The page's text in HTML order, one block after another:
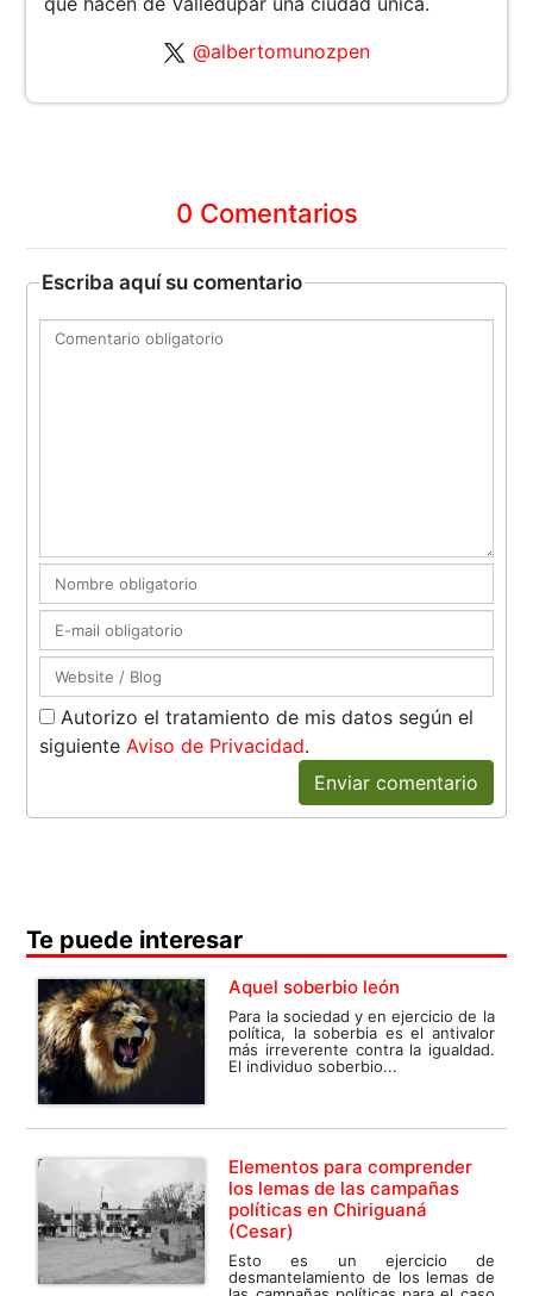
@albertomunozpen
0 Comentarios
Escriba aquí su comentario
Autorizo el tratamiento de mis datos según el
siguienteAviso de Privacidad.
Enviar comentario
Te puede interesar
Aquel soberbio león
Para la sociedad y en ejercicio de la
política, la soberbia es el antivalor
más irreverente contra la igualdad.
El individuo soberbio...
Elementos para comprender
los lemas de las campañas
políticas en Chiriguaná
(Cesar)
Esto es un ejercicio de
desmantelamiento de los lemas de